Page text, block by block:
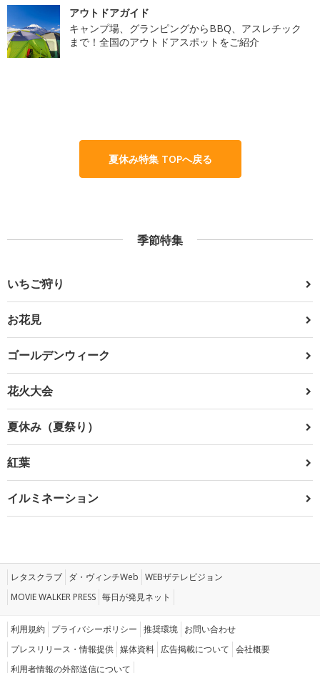
アウトドアガイド
キャンプ場、グランピングからBBQ、アスレチック
まで！全国のアウトドアスポットをご紹介
夏休み特集 TOPへ戻る
季節特集
いちご狩り
お花見
ゴールデンウィーク
花火大会
夏休み（夏祭り）
紅葉
イルミネーション
レタスクラブ ダ・ヴィンチWeb WEBザテレビジョン
MOVIE WALKER PRESS 毎日が発見ネット
利用規約 プライバシーポリシー 推奨環境 お問い合わせ
プレスリリース・情報提供 媒体資料 広告掲載について 会社概要
利用者情報の外部送信について